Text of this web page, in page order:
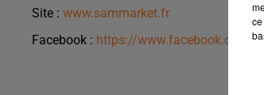
Site : www.sammarket.fr
Facebook : https://www.facebook.com/